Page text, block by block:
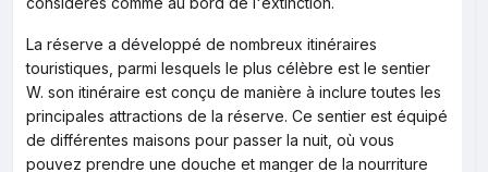
La réserve a développé de nombreux itinéraires
touristiques, parmi lesquels le plus célèbre est le sentier
W. son itinéraire est conçu de manière à inclure toutes les
principales attractions de la réserve. Ce sentier est équipé
de différentes maisons pour passer la nuit, où vous
pouvez prendre une douche et manger de la nourriture